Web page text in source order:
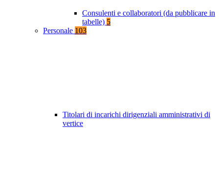
Consulenti e collaboratori (da pubblicare in
tabelle) 5
Personale 103
Titolari di incarichi dirigenziali amministrativi di
vertice